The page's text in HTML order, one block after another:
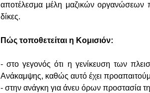
αποτέλεσμα μέλη μαζικών οργανώσεων
δίκες.
Πώς τοποθετείται η Κομισιόν:
- στο γεγονός ότι η γενίκευση των
Ανάκαμψης, καθώς αυτό έχει
- στην ανάγκη για άνευ όρων προστασία